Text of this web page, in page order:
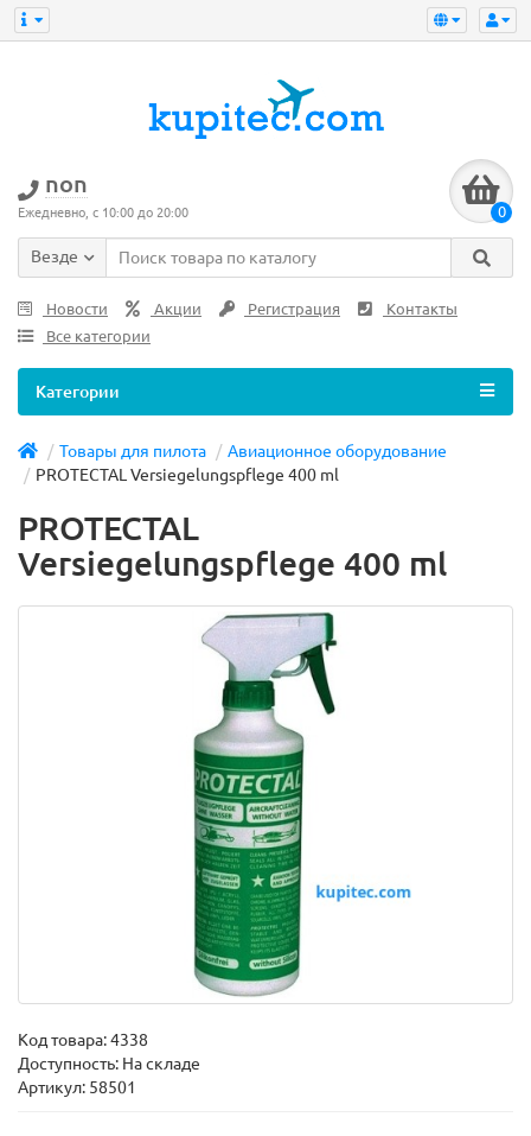
non
Ежедневно, с 10:00 до 20:00 0
Везде
Новости Акции Регистрация
Контакты
Все категории
Категории
Товары для пилота
Авиационное оборудование
PROTECTAL Versiegelungspflege 400 ml
PROTECTAL
Versiegelungspflege 400 ml
Код товара:4338
Доступность: На складе
Артикул: 58501